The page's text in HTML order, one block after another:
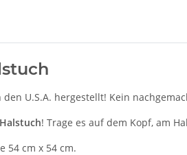
den U.S.A. hergestellt! Kein
Halstuch! Trage es auf dem Kopf, am
54 cm x 54 cm.